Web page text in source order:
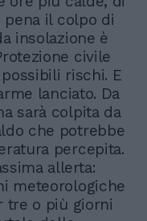
il colpo di
insolazione è
civile
rischi. E
lanciato. Da
sarà colpita da
che potrebbe
percepita.
allerta:
meteorologiche
tre o più giorni